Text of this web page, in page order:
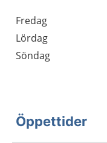
Fredag
Lördag
Söndag
Öppettider